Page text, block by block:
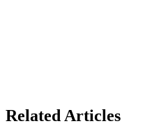
Related Articles